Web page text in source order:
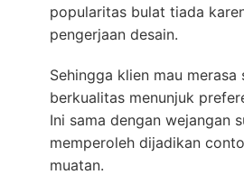
popularitas bulat tiada
pengerjaan desain.
Sehingga klien mau
berkualitas menunjuk
Ini sama dengan wejangan
memperoleh dijadikan
muatan.